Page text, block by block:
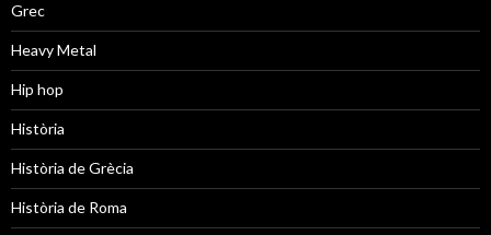
Grec
Heavy Metal
Hip hop
Història
Història de Grècia
Història de Roma